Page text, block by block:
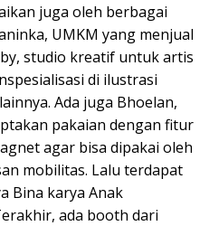
juga oleh berbagai
UMKM yang menjual
studio kreatif untuk artis
di ilustrasi
Ada juga Bhoelan,
pakaian dengan fitur
agar bisa dipakai oleh
mobilitas. Lalu terdapat
Bina karya Anak
ada booth dari